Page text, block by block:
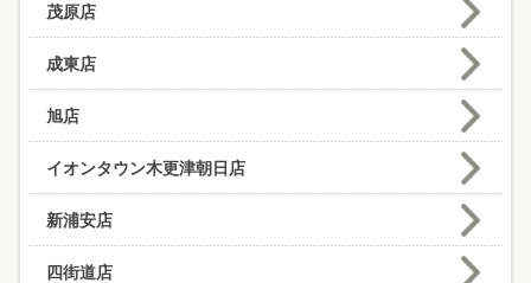
茂原店
成東店
旭店
イオンタウン木更津朝日店
新浦安店
四街道店